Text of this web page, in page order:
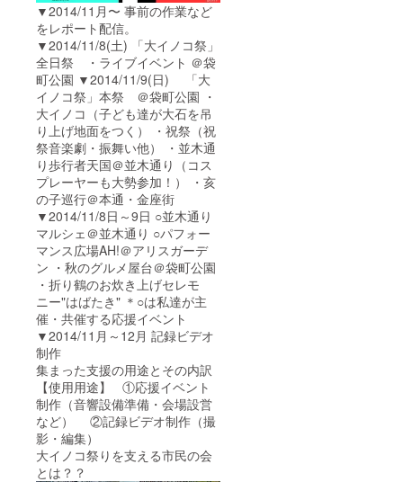
▼2014/11月〜 事前の作業など
をレポート配信。
▼2014/11/8(土) 「大イノコ祭」
全日祭 ・ライブイベント ＠袋
町公園 ▼2014/11/9(日) 「大
イノコ祭」本祭 ＠袋町公園 ・
大イノコ（子ども達が大石を吊
り上げ地面をつく） ・祝祭（祝
祭音楽劇・振舞い他） ・並木通
り歩行者天国＠並木通り（コス
プレーヤーも大勢参加！） ・亥
の子巡行＠本通・金座街
▼2014/11/8日～9日 ○並木通り
マルシェ＠並木通り ○パフォー
マンス広場AH!＠アリスガーデ
ン ・秋のグルメ屋台＠袋町公園
・折り鶴のお炊き上げセレモ
ニー"はばたき" ＊○は私達が主
催・共催する応援イベント
▼2014/11月～12月 記録ビデオ
制作
集まった支援の用途とその内訳
【使用用途】 ①応援イベント
制作（音響設備準備・会場設営
など） ②記録ビデオ制作（撮
影・編集）
大イノコ祭りを支える市民の会
とは？？